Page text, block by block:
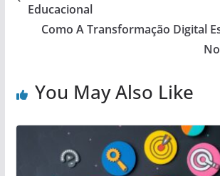
Educacional
Como A Transformação Digital
You May Also Like